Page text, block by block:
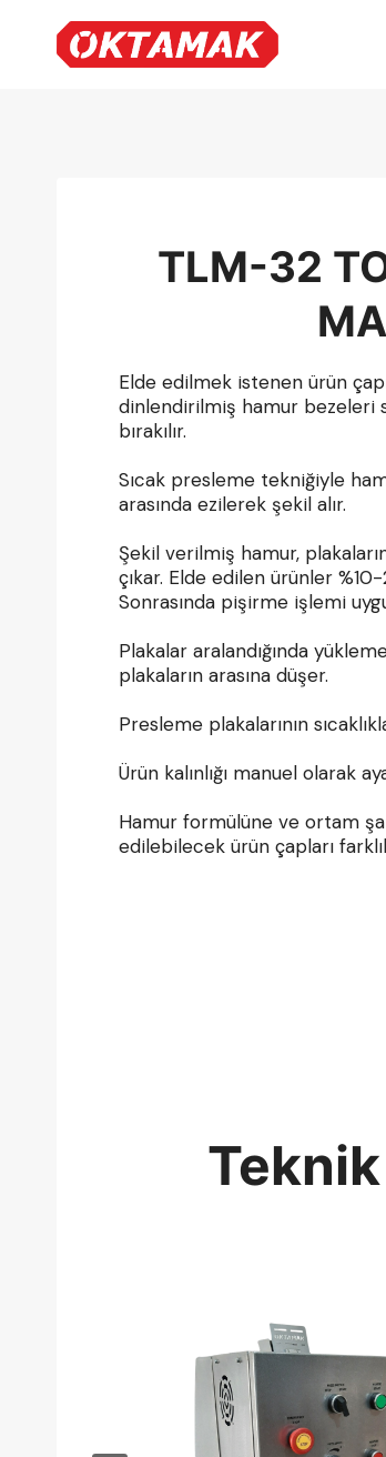
content
TLM-32
Elde edilmek istenen ürün
dinlendirilmiş hamur bezeleri
bırakılır.
Sıcak presleme tekniğiyle
arasında ezilerek şekil alır.
Şekil verilmiş hamur,
çıkar. Elde edilen ürünler
Sonrasında pişirme işlemi
Plakalar aralandığında
plakaların arasına düşer.
Presleme plakalarının
Ürün kalınlığı manuel olarak
Hamur formülüne ve ortam
edilebilecek ürün çapları